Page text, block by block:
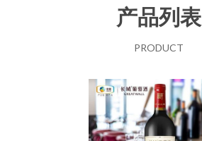
产品列表
PRODUCT